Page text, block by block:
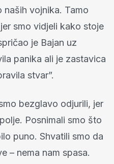
naših vojnika. Tamo
smo vidjeli kako stoje
je Bajan uz
panika ali je zastavica
stvar”.
bezglavo odjurili, jer
Posnimali smo što
puno. Shvatili smo da
– nema nam spasa.